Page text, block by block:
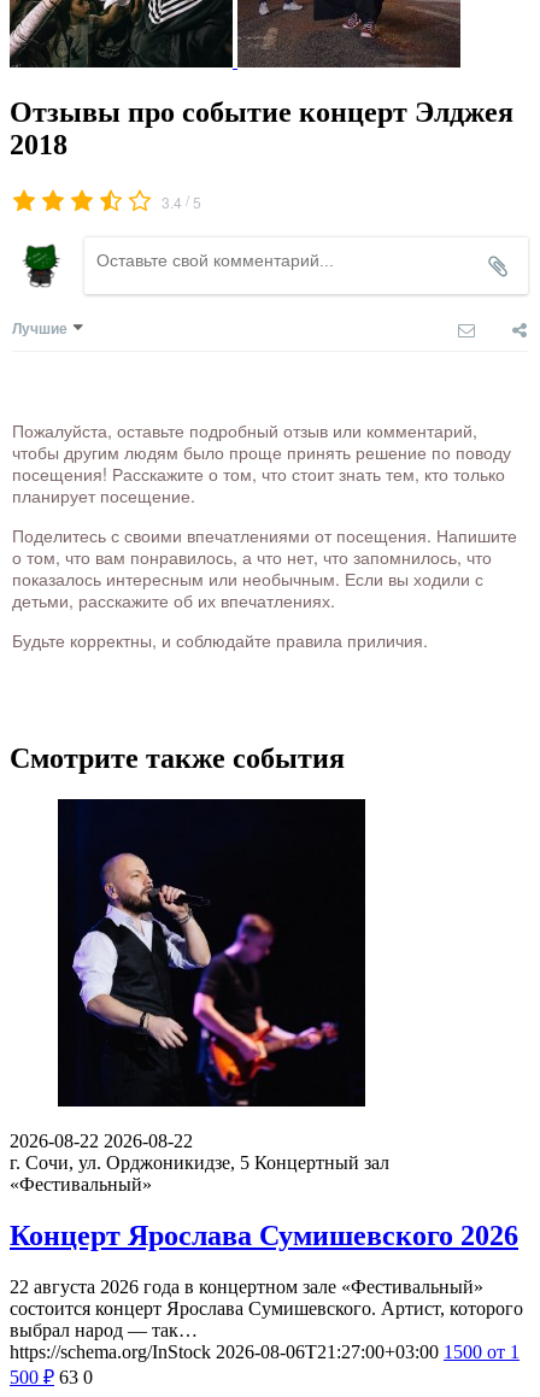
Отзывы про событие концерт Элджея
2018
3.4 / 5
Лучшие
Пожалуйста, оставьте подробный отзыв или комментарий,
чтобы другим людям было проще принять решение по поводу
посещения! Расскажите о том, что стоит знать тем, кто только
планирует посещение.
Поделитесь с своими впечатлениями от посещения. Напишите
о том, что вам понравилось, а что нет, что запомнилось, что
показалось интересным или необычным. Если вы ходили с
детьми, расскажите об их впечатлениях.
Будьте корректны, и соблюдайте правила приличия.
Смотрите также события
2026-08-22 2026-08-22
г. Сочи, ул. Орджоникидзе, 5 Концертный зал
«Фестивальный»
Концерт Ярослава Сумишевского 2026
22 августа 2026 года в концертном зале «Фестивальный»
состоится концерт Ярослава Сумишевского. Артист, которого
выбрал народ — так…
https://schema.org/InStock 2026-08-06T21:27:00+03:00 1500 от 1
500 ₽ 63 0